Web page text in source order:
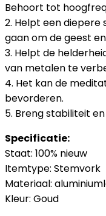
Behoort tot
2. Helpt een
gaan om de geest
3. Helpt de
van metalen te
4. Het kan de
bevorderen.
5. Breng stabiliteit
Specificatie:
Staat: 100% nieuw
Itemtype: Stemvork
Materiaal:
Kleur: Goud